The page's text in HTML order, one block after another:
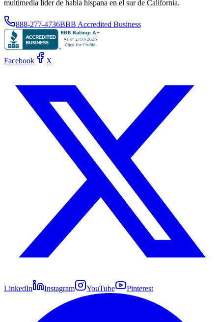
multimedia líder de habla hispana en el sur de California.
888-277-4736BBB Accredited Business
Facebook X
LinkedIn Instagram YouTube Pinterest